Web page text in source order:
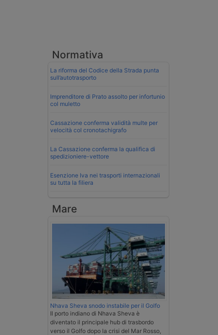
Normativa
La riforma del Codice della Strada punta
sull’autotrasporto
Imprenditore di Prato assolto per infortunio
col muletto
Cassazione conferma validità multe per
velocità col cronotachigrafo
La Cassazione conferma la qualifica di
spedizioniere-vettore
Esenzione Iva nei trasporti internazionali
su tutta la filiera
Mare
Nhava Sheva snodo instabile per il Golfo
Il porto indiano di Nhava Sheva è
diventato il principale hub di trasbordo
verso il Golfo dopo la crisi del Mar Rosso,